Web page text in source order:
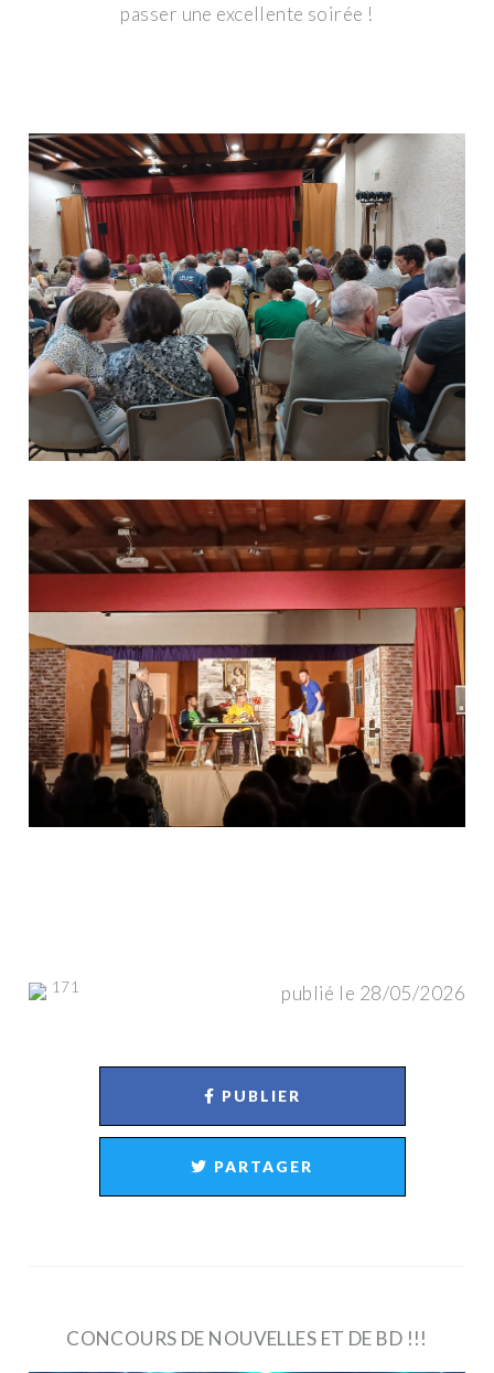
CONCOURS DE NOUVELLES ET DE BD !!!
passer une excellente soirée !
publié le 28/05/2026
171
PUBLIER
PARTAGER